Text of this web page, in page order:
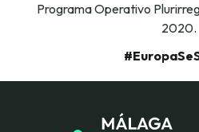
Programa Operativo
2020.